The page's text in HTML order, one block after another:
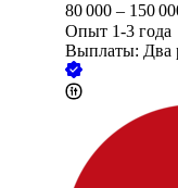
80 000 – 150
Опыт 1-3 года
Выплаты: Два